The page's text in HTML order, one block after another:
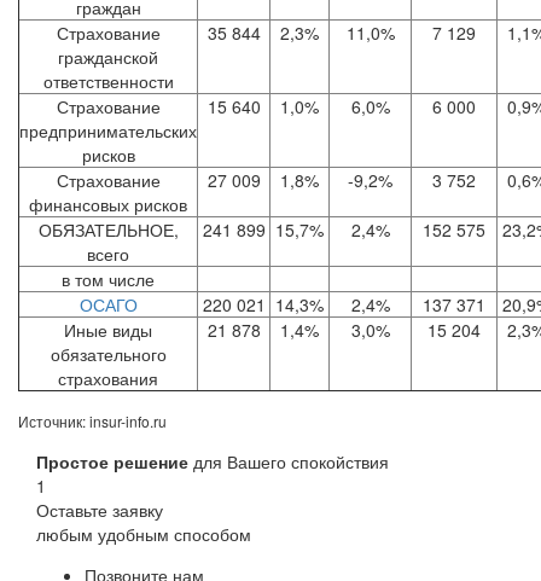
граждан
Страхование
гражданской
ответственности
35 844 2,3% 11,0% 7 129
Страхование
предпринимательских
рисков
15 640 1,0% 6,0% 6 000
Страхование
финансовых рисков
27 009 1,8% -9,2% 3 752
ОБЯЗАТЕЛЬНОЕ,
всего
241 899 15,7% 2,4% 152 575
в том числе
ОСАГО
220 021 14,3% 2,4% 137 371
Иные виды
обязательного
страхования
21 878 1,4% 3,0% 15 204
Источник: insur-info.ru
Простое решение для Вашего спокойствия
1
Оставьте заявку
любым удобным способом
Позвоните нам